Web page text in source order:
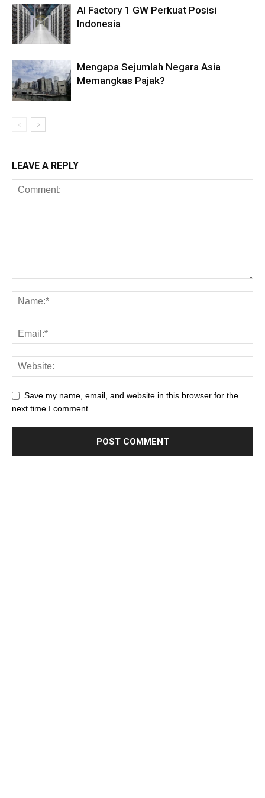
AI Factory 1 GW Perkuat Posisi
Indonesia
Mengapa Sejumlah Negara Asia
Memangkas Pajak?
LEAVE A REPLY
Save my name, email, and website in this browser for the
next time I comment.